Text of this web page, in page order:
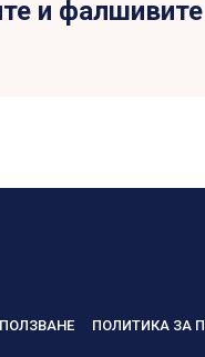
и фалшивите
ПОЛИТИКА ЗА